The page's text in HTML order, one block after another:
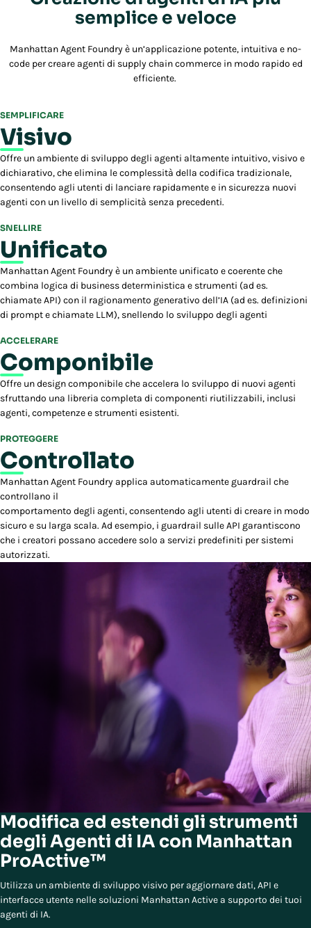
semplice e veloce
Manhattan Agent Foundry è un’applicazione potente, intuitiva e no-
code per creare agenti di supply chain commerce in modo rapido ed
efficiente.
SEMPLIFICARE
Visivo
Offre un ambiente di sviluppo degli agenti altamente intuitivo, visivo e
dichiarativo, che elimina le complessità della codifica tradizionale,
consentendo agli utenti di lanciare rapidamente e in sicurezza nuovi
agenti con un livello di semplicità senza precedenti.
SNELLIRE
Unificato
Manhattan Agent Foundry è un ambiente unificato e coerente che
combina logica di business deterministica e strumenti (ad es.
chiamate API) con il ragionamento generativo dell’IA (ad es. definizioni
di prompt e chiamate LLM), snellendo lo sviluppo degli agenti
ACCELERARE
Componibile
Offre un design componibile che accelera lo sviluppo di nuovi agenti
sfruttando una libreria completa di componenti riutilizzabili, inclusi
agenti, competenze e strumenti esistenti.
PROTEGGERE
Controllato
Manhattan Agent Foundry applica automaticamente guardrail che
controllano il
comportamento degli agenti, consentendo agli utenti di creare in modo
sicuro e su larga scala. Ad esempio, i guardrail sulle API garantiscono
che i creatori possano accedere solo a servizi predefiniti per sistemi
autorizzati.
Modifica ed estendi gli strumenti
degli Agenti di IA con Manhattan
ProActive™
Utilizza un ambiente di sviluppo visivo per aggiornare dati, API e
interfacce utente nelle soluzioni Manhattan Active a supporto dei tuoi
agenti di IA.